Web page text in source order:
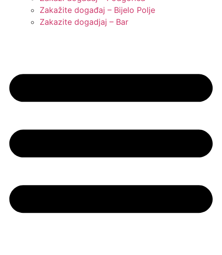
Zakažite događaj – Bijelo Polje
Zakazite dogadjaj – Bar